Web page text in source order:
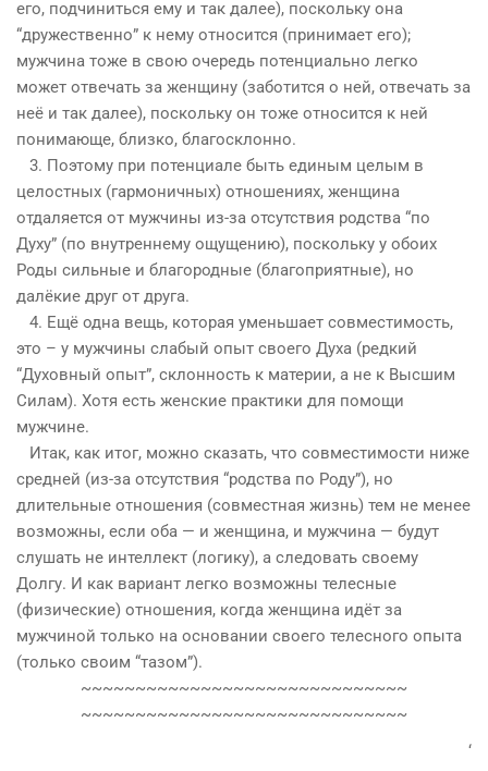
его, подчиниться ему и так далее), поскольку она
“дружественно” к нему относится (принимает его);
мужчина тоже в свою очередь потенциально легко
может отвечать за женщину (заботится о ней, отвечать за
неё и так далее), поскольку он тоже относится к ней
понимающе, близко, благосклонно.
3. Поэтому при потенциале быть единым целым в
целостных (гармоничных) отношениях, женщина
отдаляется от мужчины из-за отсутствия родства “по
Духу” (по внутреннему ощущению), поскольку у обоих
Роды сильные и благородные (благоприятные), но
далёкие друг от друга.
4. Ещё одна вещь, которая уменьшает совместимость,
это – у мужчины слабый опыт своего Духа (редкий
“Духовный опыт”, склонность к материи, а не к Высшим
Силам). Хотя есть женские практики для помощи
мужчине.
Итак, как итог, можно сказать, что совместимости ниже
средней (из-за отсутствия “родства по Роду”), но
длительные отношения (совместная жизнь) тем не менее
возможны, если оба — и женщина, и мужчина — будут
слушать не интеллект (логику), а следовать своему
Долгу. И как вариант легко возможны телесные
(физические) отношения, когда женщина идёт за
мужчиной только на основании своего телесного опыта
(только своим “тазом”).
~~~~~~~~~~~~~~~~~~~~~~~~~~~~~~
~~~~~~~~~~~~~~~~~~~~~~~~~~~~~~
‘